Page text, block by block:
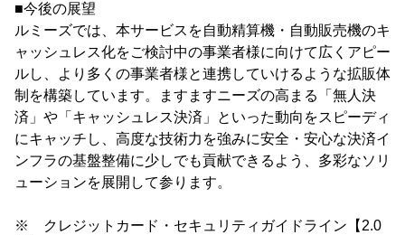
■今後の展望
ルミーズでは、本サービスを自動精算機・自動販売機のキ
ャッシュレス化をご検討中の事業者様に向けて広くアピー
ルし、より多くの事業者様と連携していけるような拡販体
制を構築しています。ますますニーズの高まる「無人決
済」や「キャッシュレス決済」といった動向をスピーディ
にキャッチし、高度な技術力を強みに安全・安心な決済イ
ンフラの基盤整備に少しでも貢献できるよう、多彩なソリ
ューションを展開して参ります。
※ クレジットカード・セキュリティガイドライン【2.0